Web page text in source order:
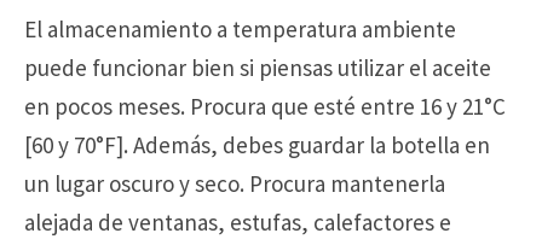
El almacenamiento a temperatura ambiente
puede funcionar bien si piensas utilizar el aceite
en pocos meses. Procura que esté entre 16 y 21°C
[60 y 70°F]. Además, debes guardar la botella en
un lugar oscuro y seco. Procura mantenerla
alejada de ventanas, estufas, calefactores e